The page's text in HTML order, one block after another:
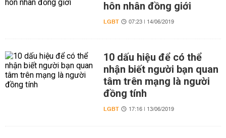
hôn nhân đồng giới
LGBT 07:23 | 14/06/2019
10 dấu hiệu để có thể
nhận biết người bạn quan
tâm trên mạng là người
đồng tính
LGBT 17:16 | 13/06/2019